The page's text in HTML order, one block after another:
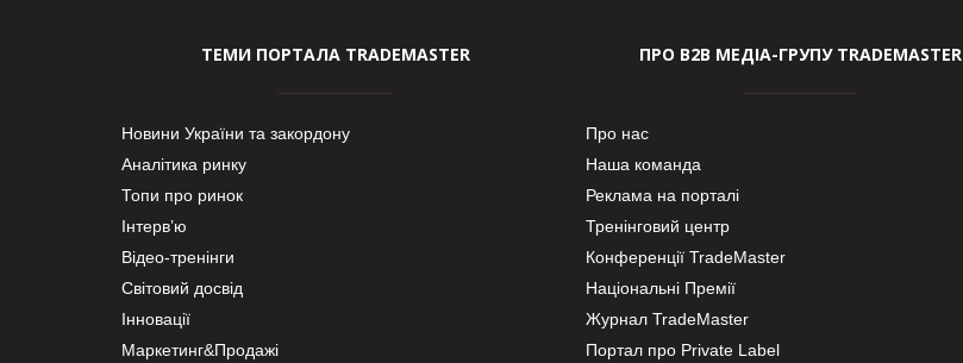
ТЕМИ ПОРТАЛА TRADEMASTER
Новини України та закордону
Аналітика ринку
Топи про ринок
Інтерв’ю
Відео-тренінги
Світовий досвід
Інновації
Маркетинг&Продажі
ПРО В2В МЕДІА-ГРУПУ TRADEMASTER
Про нас
Наша команда
Реклама на порталі
Тренінговий центр
Конференції TradeMaster
Національні Премії
Журнал TradeMaster
Портал про Private Label